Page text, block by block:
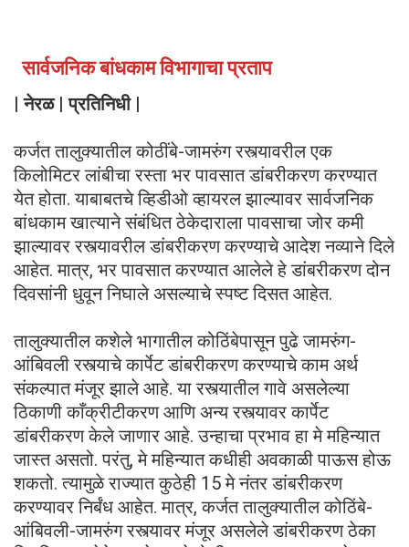
सार्वजनिक बांधकाम विभागाचा प्रताप
| नेरळ | प्रतिनिधी |
कर्जत तालुक्यातील कोठींबे-जामरुंग रस्त्यावरील एक
किलोमिटर लांबीचा रस्ता भर पावसात डांबरीकरण करण्यात
येत होता. याबाबतचे व्हिडीओ व्हायरल झाल्यावर सार्वजनिक
बांधकाम खात्याने संबंधित ठेकेदाराला पावसाचा जोर कमी
झाल्यावर रस्त्यावरील डांबरीकरण करण्याचे आदेश नव्याने दिले
आहेत. मात्र, भर पावसात करण्यात आलेले हे डांबरीकरण दोन
दिवसांनी धुवून निघाले असल्याचे स्पष्ट दिसत आहेत.
तालुक्यातील कशेले भागातील कोठिंबेपासून पुढे जामरुंग-
आंबिवली रस्त्याचे कार्पेट डांबरीकरण करण्याचे काम अर्थ
संकल्पात मंजूर झाले आहे. या रस्त्यातील गावे असलेल्या
ठिकाणी काँक्रीटीकरण आणि अन्य रस्त्यावर कार्पेट
डांबरीकरण केले जाणार आहे. उन्हाचा प्रभाव हा मे महिन्यात
जास्त असतो. परंतु, मे महिन्यात कधीही अवकाळी पाऊस होऊ
शकतो. त्यामुळे राज्यात कुठेही 15 मे नंतर डांबरीकरण
करण्यावर निर्बंध आहेत. मात्र, कर्जत तालुक्यातील कोठिंबे-
आंबिवली-जामरुंग रस्त्यावर मंजूर असलेले डांबरीकरण ठेका